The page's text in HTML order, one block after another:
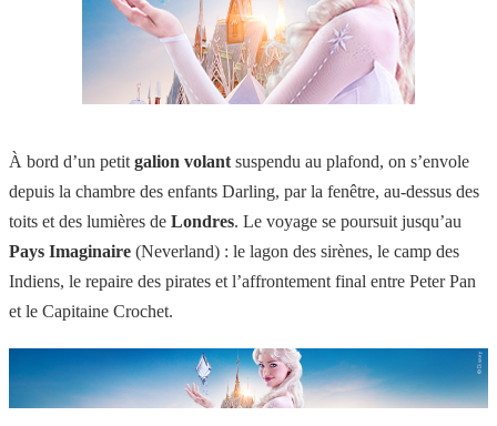
À bord d’un petit galion volant suspendu au plafond, on s’envole
depuis la chambre des enfants Darling, par la fenêtre, au-dessus des
toits et des lumières de Londres. Le voyage se poursuit jusqu’au
Pays Imaginaire (Neverland) : le lagon des sirènes, le camp des
Indiens, le repaire des pirates et l’affrontement final entre Peter Pan
et le Capitaine Crochet.